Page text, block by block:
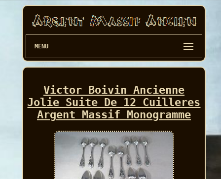
MENU
Victor Boivin Ancienne
Jolie Suite De 12 Cuilleres
Argent Massif Monogramme